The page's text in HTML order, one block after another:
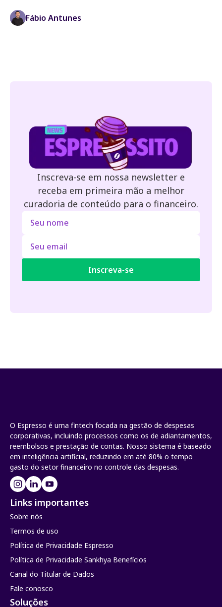
Fábio Antunes
Inscreva-se em nossa newsletter e
receba em primeira mão a melhor
curadoria de conteúdo para o financeiro.
O Espresso é uma fintech focada na gestão de despesas
corporativas, incluindo processos como os de adiantamentos,
reembolsos e prestação de contas. Nosso sistema é baseado
em inteligência artificial, reduzindo em até 80% o tempo
gasto do setor financeiro no controle das despesas.
Links importantes
Sobre nós
Termos de uso
Política de Privacidade Espresso
Política de Privacidade Sankhya Benefícios
Canal do Titular de Dados
Fale conosco
Soluções